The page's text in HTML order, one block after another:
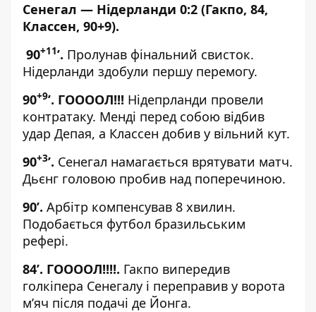
Сенегал — Нідерланди 0:2 (Гакпо, 84,
Классен, 90+9).
90+11’. Пролунав фінальний свисток.
Нідерланди здобули першу перемогу.
90+9’. ГООООЛ!!! Нідепрланди провели
контратаку. Менді перед собою відбив
удар Депая, а Классен добив у вільний кут.
90+3’. Сенегал намагається врятувати матч.
Дьєнг головою пробив над поперечиною.
90’. Арбітр компенсував 8 хвилин.
Подобається футбол бразильським
рефері.
84’. ГООООЛ!!!!. Гакпо випередив
голкіпера Сенегалу і переправив у ворота
м’яч після подачі де Йонга.